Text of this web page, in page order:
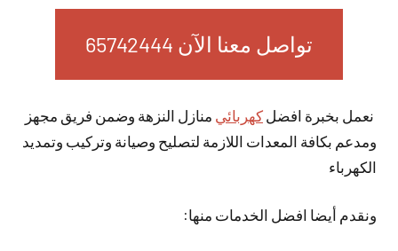
تواصل معنا الآن 65742444
نعمل بخبرة افضل كهربائي منازل النزهة وضمن فريق مجهز
ومدعم بكافة المعدات اللازمة لتصليح وصيانة وتركيب وتمديد
الكهرباء
ونقدم أيضا افضل الخدمات منها: